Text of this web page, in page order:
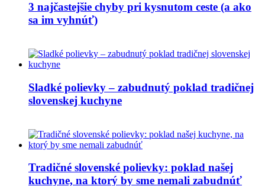
3 najčastejšie chyby pri kysnutom ceste (a ako
sa im vyhnúť)
Sladké polievky – zabudnutý poklad tradičnej
slovenskej kuchyne
Tradičné slovenské polievky: poklad našej
kuchyne, na ktorý by sme nemali zabudnúť